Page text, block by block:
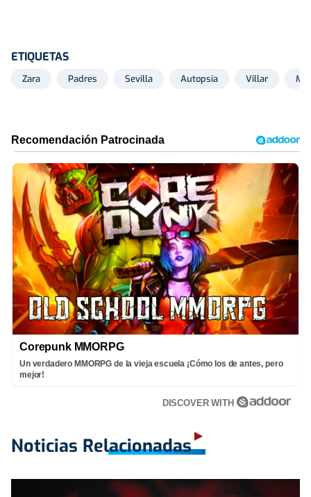
ETIQUETAS
Zara Padres Sevilla Autopsia Villar
Corepunk MMORPG
Un verdadero MMORPG de la vieja escuela ¡Cómo los de antes, pero
mejor!
DISCOVER WITH
Noticias Relacionadas